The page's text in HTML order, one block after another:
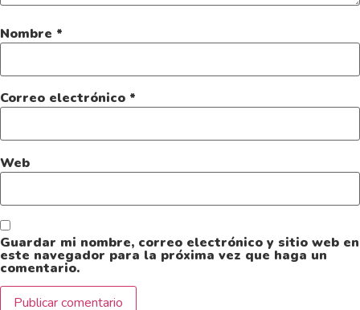
Nombre *
Correo electrónico *
Web
Guardar mi nombre, correo electrónico y sitio web en
este navegador para la próxima vez que haga un
comentario.